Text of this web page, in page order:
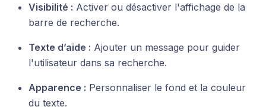
Visibilité : Activer ou désactiver l'affichage de la
barre de recherche.
Texte d’aide : Ajouter un message pour guider
l'utilisateur dans sa recherche.
Apparence : Personnaliser le fond et la couleur
du texte.